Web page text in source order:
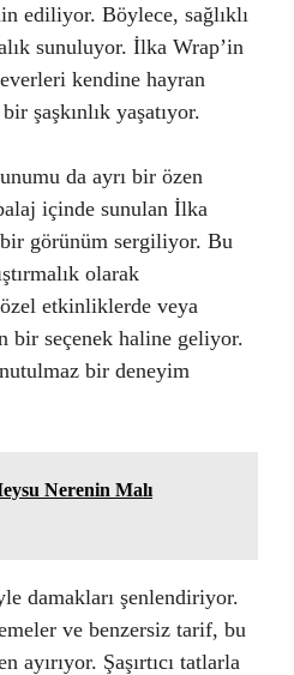
ediliyor. Böylece, sağlıklı
sunuluyor. İlka Wrap’in
kendine hayran
şaşkınlık yaşatıyor.
da ayrı bir özen
içinde sunulan İlka
görünüm sergiliyor. Bu
olarak
etkinliklerde veya
bir seçenek haline geliyor.
bir deneyim
Nerenin Malı
damakları şenlendiriyor.
ve benzersiz tarif, bu
ayırıyor. Şaşırtıcı tatlarla